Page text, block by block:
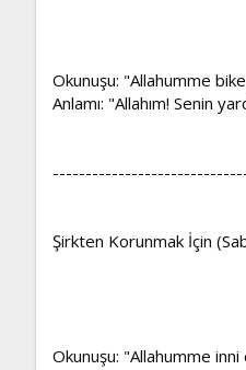
Okunuşu: "Allahumme
Anlamı: "Allahım! Senin
Şirkten Korunmak İçin
Okunuşu: "Allahumme